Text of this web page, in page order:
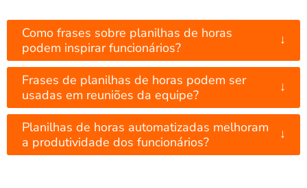
Como frases sobre planilhas de horas
podem inspirar funcionários?
↓
Frases de planilhas de horas podem ser
usadas em reuniões da equipe?
↓
Planilhas de horas automatizadas melhoram
a produtividade dos funcionários?
↓